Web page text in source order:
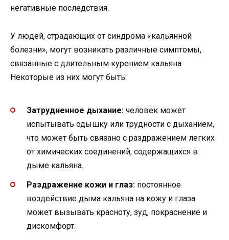
негативные последствия.
У людей, страдающих от синдрома «кальянной
болезни», могут возникать различные симптомы,
связанные с длительным курением кальяна.
Некоторые из них могут быть:
Затрудненное дыхание: человек может
испытывать одышку или трудности с дыханием,
что может быть связано с раздражением легких
от химических соединений, содержащихся в
дыме кальяна.
Раздражение кожи и глаз: постоянное
воздействие дыма кальяна на кожу и глаза
может вызывать красноту, зуд, покраснение и
дискомфорт.